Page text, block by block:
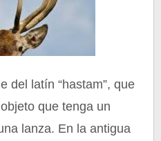
del latín “hastam”, que
que tenga un
lanza. En la antigua